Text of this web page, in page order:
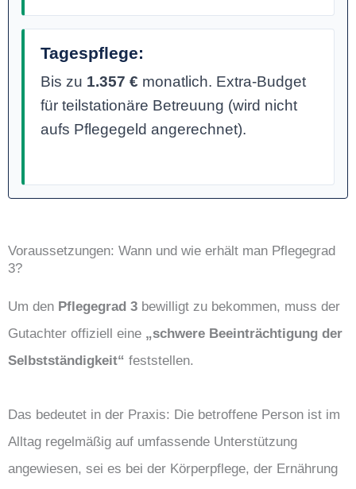
Tagespflege:
Bis zu 1.357 € monatlich. Extra-Budget
für teilstationäre Betreuung (wird nicht
aufs Pflegegeld angerechnet).
Voraussetzungen: Wann und wie erhält man Pflegegrad
3?
Um den Pflegegrad 3 bewilligt zu bekommen, muss der
Gutachter offiziell eine „schwere Beeinträchtigung der
Selbstständigkeit“ feststellen.
Das bedeutet in der Praxis: Die betroffene Person ist im
Alltag regelmäßig auf umfassende Unterstützung
angewiesen, sei es bei der Körperpflege, der Ernährung